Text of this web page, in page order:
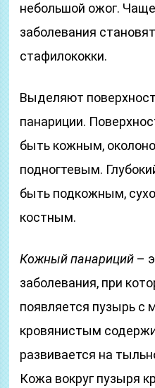
небольшой ожог.
заболевания
стафилококки.
Выделяют
панариции.
быть кожным,
подногтевым.
быть подкожным,
костным.
Кожный панариций –
заболевания, при
появляется пузырь с
кровянистым
развивается на
Кожа вокруг пузыря